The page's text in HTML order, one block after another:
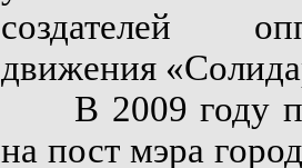
создателей
движения
В 2009 году
на пост мэра